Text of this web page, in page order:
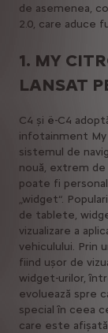
de asemenea,
2.0, care aduce
1. MY
LANSAT
C4 și ë-C4
infotainment
sistemul de
nouă, extrem
poate fi
„widget“.
de tablete,
vizualizare a
vehiculului. Prin
fiind ușor de
widget-urilor,
evoluează spre
special în ceea
care este